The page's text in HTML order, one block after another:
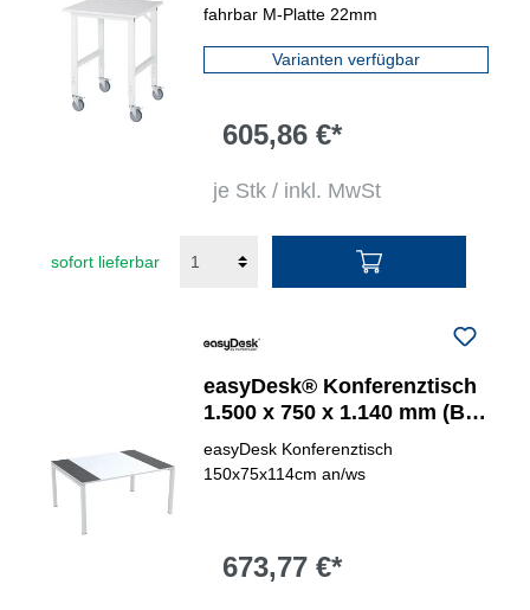
fahrbar M-Platte 22mm
Varianten verfügbar
605,86 €*
je Stk / inkl. MwSt
sofort lieferbar
easyDesk® Konferenztisch
1.500 x 750 x 1.140 mm (B x
H x T)
easyDesk Konferenztisch
150x75x114cm an/ws
673,77 €*